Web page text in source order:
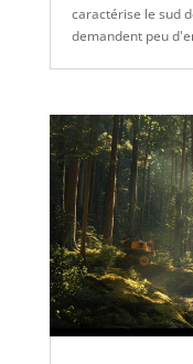
caractérise le sud
demandent peu